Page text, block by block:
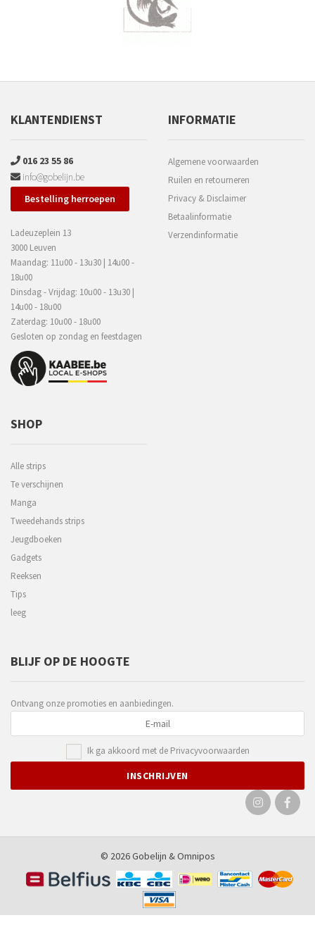
KLANTENDIENST
016 23 55 86
info@gobelijn.be
Bestelling herroepen
Ladeuzeplein 13
3000 Leuven
Maandag: 11u00 - 13u30 | 14u00 -
18u00
Dinsdag - Vrijdag: 10u00 - 13u30 |
14u00 - 18u00
Zaterdag: 10u00 - 18u00
Gesloten op zondag en feestdagen
INFORMATIE
Algemene voorwaarden
Ruilen en retourneren
Privacy & Disclaimer
Betaalinformatie
Verzendinformatie
SHOP
Alle strips
Te verschijnen
Manga
Tweedehands strips
Jeugdboeken
Gadgets
Reeksen
Tips
leeg
BLIJF OP DE HOOGTE
Ontvang onze promoties en aanbiedingen.
Ik ga akkoord met de Privacyvoorwaarden
© 2026 Gobelijn &Omnipos